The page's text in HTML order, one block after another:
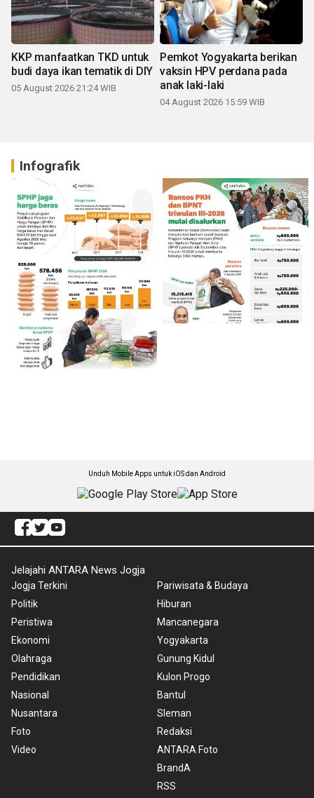
KKP manfaatkan TKD untuk
budi daya ikan tematik di DIY
05 August 2026 21:24 WIB
Pemkot Yogyakarta berikan
vaksin HPV perdana pada
anak laki-laki
04 August 2026 15:59 WIB
Infografik
Unduh Mobile Apps untuk iOS dan Android
Jelajahi ANTARA News Jogja
Jogja Terkini
Politik
Peristiwa
Ekonomi
Olahraga
Pendidikan
Nasional
Nusantara
Foto
Video
Pariwisata & Budaya
Hiburan
Mancanegara
Yogyakarta
Gunung Kidul
Kulon Progo
Bantul
Sleman
Redaksi
ANTARA Foto
BrandA
RSS